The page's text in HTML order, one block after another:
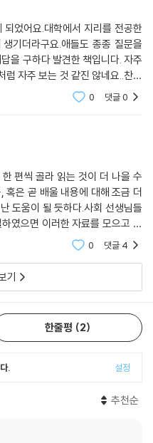
요?
지나요?
준이 다르다. 그래서 새로운 차
미의 역할이 절실히 필요한데, 중
설명하느냐이다. 아이들의 인지
쉽게 설명하는 일은 생각보다
만치 않은 일이다. 이번에 사회 교
가 될 것이다. 정치, 경제, 사회,
서 시사적인 내용을 사례로 들어
지평이 사회 영역으로 확장되어
답해야 할지 몰라 당황스러운 경
맞는 적절한 설명을 찾고자 고민
서가 될 만한 책이 나온 것은 만
이다.
과 교사)
었어요.대학에서 지리를 전공한
기더라구요.애들도 종종 질문을
을 구하다 발견한 책입니다. 자주
자주 보는 것 같진 않네요..찬찬
야겠어요~~
0 댓글0
편씩 골라 읽는 것이 더 나을 수
혹은 곧 배울 내용에 대해 조금 더
도움이 될 듯하다.사회 선생님들
였으면 이러한 자료를 모으고 글
원인을 제대로 알지 못하는 학생
0 댓글 4
기
한줄평 2
. 설정
추천순